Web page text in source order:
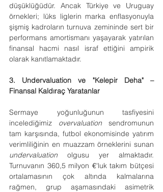
düşüklüğüdür. Ancak Türkiye ve Uruguay
örnekleri; lüks liglerin marka enflasyonuyla
şişmiş kadroların turnuva zemininde sert bir
performans amortismanı yaşayarak yatırılan
finansal hacmi nasıl israf ettiğini ampirik
olarak kanıtlamaktadır.
3. Undervaluation ve "Kelepir Deha" –
Finansal Kaldıraç Yaratanlar
Sermaye yoğunluğunun tasfiyesini
incelediğimiz overvaluation sendromunun
tam karşısında, futbol ekonomisinde yatırım
undervaluation olgusu yer almaktadır.
Turnuvanın 360,5 milyon €'luk takım bütçesi
ortalamasının çok altında kalmalarına
rağmen, grup aşamasındaki asimetrik